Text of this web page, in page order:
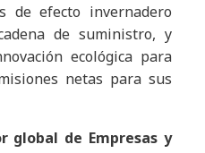
de efecto invernadero
de suministro, y
ecológica para
netas para sus
global de Empresas y